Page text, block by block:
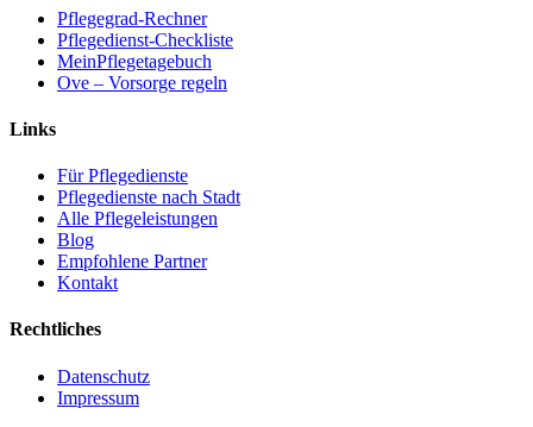
Pflegegrad-Rechner
Pflegedienst-Checkliste
MeinPflegetagebuch
Ove – Vorsorge regeln
Links
Für Pflegedienste
Pflegedienste nach Stadt
Alle Pflegeleistungen
Blog
Empfohlene Partner
Kontakt
Rechtliches
Datenschutz
Impressum